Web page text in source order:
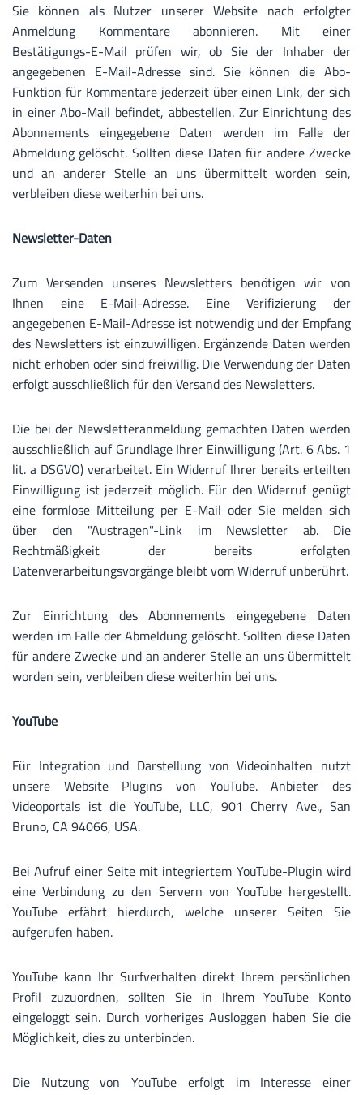
Sie können als Nutzer unserer Website nach erfolgter
Anmeldung Kommentare abonnieren. Mit einer
Bestätigungs-E-Mail prüfen wir, ob Sie der Inhaber der
angegebenen E-Mail-Adresse sind. Sie können die Abo-
Funktion für Kommentare jederzeit über einen Link, der sich
in einer Abo-Mail befindet, abbestellen. Zur Einrichtung des
Abonnements eingegebene Daten werden im Falle der
Abmeldung gelöscht. Sollten diese Daten für andere Zwecke
und an anderer Stelle an uns übermittelt worden sein,
verbleiben diese weiterhin bei uns.
Newsletter-Daten
Zum Versenden unseres Newsletters benötigen wir von
Ihnen eine E-Mail-Adresse. Eine Verifizierung der
angegebenen E-Mail-Adresse ist notwendig und der Empfang
des Newsletters ist einzuwilligen. Ergänzende Daten werden
nicht erhoben oder sind freiwillig. Die Verwendung der Daten
erfolgt ausschließlich für den Versand des Newsletters.
Die bei der Newsletteranmeldung gemachten Daten werden
ausschließlich auf Grundlage Ihrer Einwilligung (Art. 6 Abs. 1
lit. a DSGVO) verarbeitet. Ein Widerruf Ihrer bereits erteilten
Einwilligung ist jederzeit möglich. Für den Widerruf genügt
eine formlose Mitteilung per E-Mail oder Sie melden sich
über den "Austragen"-Link im Newsletter ab. Die
Rechtmäßigkeit der bereits erfolgten
Datenverarbeitungsvorgänge bleibt vom Widerruf unberührt.
Zur Einrichtung des Abonnements eingegebene Daten
werden im Falle der Abmeldung gelöscht. Sollten diese Daten
für andere Zwecke und an anderer Stelle an uns übermittelt
worden sein, verbleiben diese weiterhin bei uns.
YouTube
Für Integration und Darstellung von Videoinhalten nutzt
unsere Website Plugins von YouTube. Anbieter des
Videoportals ist die YouTube, LLC, 901 Cherry Ave., San
Bruno, CA 94066, USA.
Bei Aufruf einer Seite mit integriertem YouTube-Plugin wird
eine Verbindung zu den Servern von YouTube hergestellt.
YouTube erfährt hierdurch, welche unserer Seiten Sie
aufgerufen haben.
YouTube kann Ihr Surfverhalten direkt Ihrem persönlichen
Profil zuzuordnen, sollten Sie in Ihrem YouTube Konto
eingeloggt sein. Durch vorheriges Ausloggen haben Sie die
Möglichkeit, dies zu unterbinden.
Die Nutzung von YouTube erfolgt im Interesse einer